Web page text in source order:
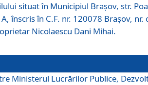
situat în Municipiul Braşov, str.
înscris în C.F. nr. 120078 Brașov, nr.
Nicolaescu Dani Mihai.
Ministerul Lucrărilor Publice,